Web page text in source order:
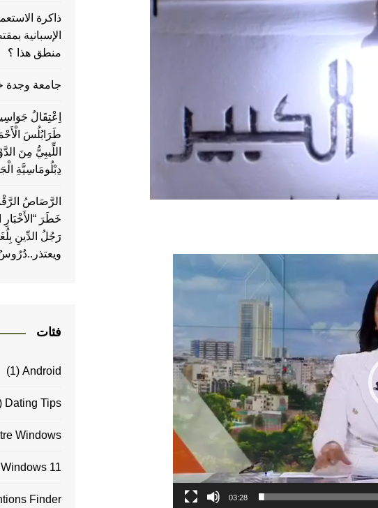
03:28
ذاكرة
منطق هذا ؟
جامعة وجدة
اِعْتِقَالُ
طَرَابُلُسَ
اللِّيبِيُّ مِنَ
دِبْلُومَاسِيَّةِ
الرَّصَاصُ
خَطَرَ “الأَخْبَارِ
رَجُلُ الدِّينِ
فئات
Android
(1)
Dating Tips
Windows
11
Finder